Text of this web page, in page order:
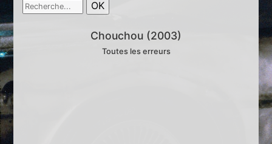
Chouchou (2003)
Toutes les erreurs